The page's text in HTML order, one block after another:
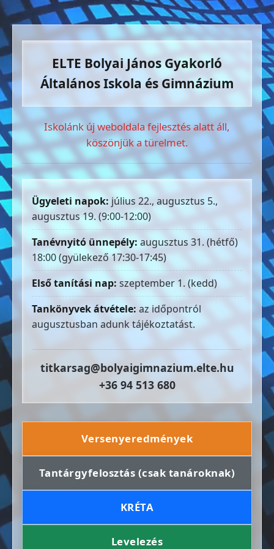
ELTE Bolyai János Gyakorló
Általános Iskola és Gimnázium
Iskolánk új weboldala fejlesztés alatt áll,
köszönjük a türelmet.
Ügyeleti napok: július 22., augusztus 5.,
augusztus 19. (9:00-12:00)
Tanévnyitó ünnepély: augusztus 31. (hétfő)
18:00 (gyülekező 17:30-17:45)
Első tanítási nap: szeptember 1. (kedd)
Tankönyvek átvétele: az időpontról
augusztusban adunk tájékoztatást.
titkarsag@bolyaigimnazium.elte.hu
+36 94 513 680
Versenyeredmények
Tantárgyfelosztás (csak tanároknak)
KRÉTA
Levelezés